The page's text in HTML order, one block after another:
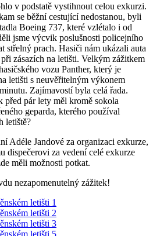
v podstatě vystihnout celou exkurzi.
se běžní cestující nedostanou, byli
Boeing 737, které vzlétalo i od
jsme výcvik poslušnosti policejního
střelný prach. Hasiči nám ukázali auta
zásazích na letišti. Velkým zážitkem
vozu Panther, který je
letišti s neuvěřitelným výkonem
Zajímavostí byla celá řada.
před pár lety měl kromě sokola
geparda, kterého používal
letiště?
Adéle Jandové za organizaci exkurze,
dispečerovi za vedení celé exkurze
měli možnosti potkat.
nezapomenutelný zážitek!